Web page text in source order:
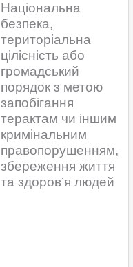
Національна
безпека,
територіальна
цілісність або
громадський
порядок з метою
запобігання
терактам чи іншим
кримінальним
правопорушенням,
збереження життя
та здоров’я людей